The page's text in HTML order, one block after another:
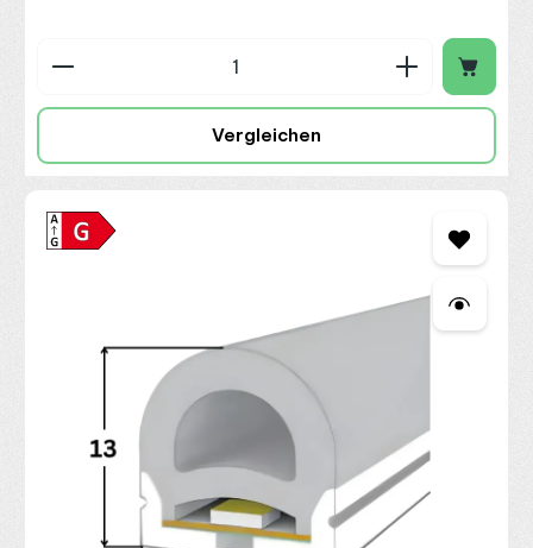
Produkt Anzahl: Gib den gewünschten Wert
Vergleichen